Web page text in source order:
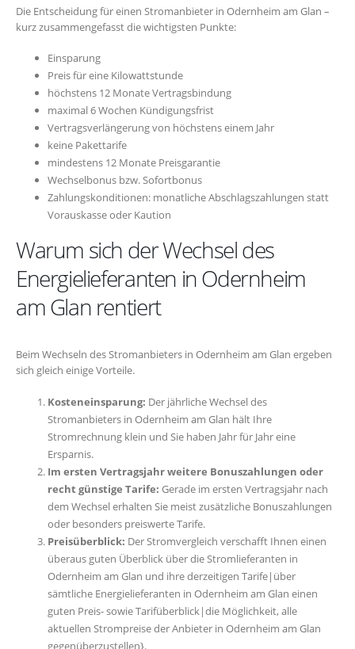
Die Entscheidung für einen Stromanbieter in Odernheim am Glan –
kurz zusammengefasst die wichtigsten Punkte:
Einsparung
Preis für eine Kilowattstunde
höchstens 12 Monate Vertragsbindung
maximal 6 Wochen Kündigungsfrist
Vertragsverlängerung von höchstens einem Jahr
keine Pakettarife
mindestens 12 Monate Preisgarantie
Wechselbonus bzw. Sofortbonus
Zahlungskonditionen: monatliche Abschlagszahlungen statt
Vorauskasse oder Kaution
Warum sich der Wechsel des
Energielieferanten in Odernheim
am Glan rentiert
Beim Wechseln des Stromanbieters in Odernheim am Glan ergeben
sich gleich einige Vorteile.
Kosteneinsparung: Der jährliche Wechsel des
Stromanbieters in Odernheim am Glan hält Ihre
Stromrechnung klein und Sie haben Jahr für Jahr eine
Ersparnis.
Im ersten Vertragsjahr weitere Bonuszahlungen oder
recht günstige Tarife: Gerade im ersten Vertragsjahr nach
dem Wechsel erhalten Sie meist zusätzliche Bonuszahlungen
oder besonders preiswerte Tarife.
Preisüberblick: Der Stromvergleich verschafft Ihnen einen
überaus guten Überblick über die Stromlieferanten in
Odernheim am Glan und ihre derzeitigen Tarife|über
sämtliche Energielieferanten in Odernheim am Glan einen
guten Preis- sowie Tarifüberblick|die Möglichkeit, alle
aktuellen Strompreise der Anbieter in Odernheim am Glan
gegenüberzustellen}.